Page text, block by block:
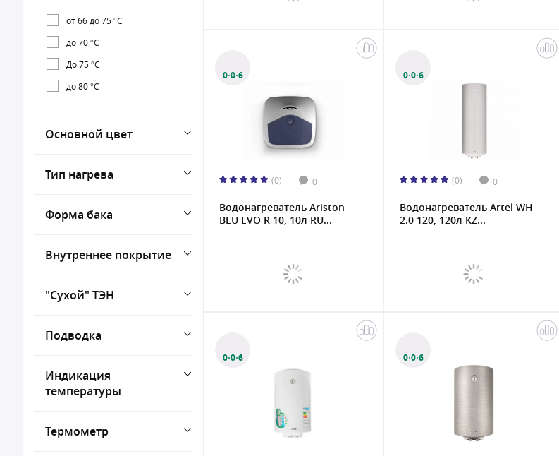
от 66 до 75 °С
до 70 °С
До 75 °С
до 80 °С
Основной цвет
Тип нагрева
Форма бака
Внутреннее покрытие
"Сухой" ТЭН
Подводка
Индикация
температуры
Термометр
0·0·6
(0) 0
Водонагреватель Ariston
BLU EVO R 10, 10л RU...
0·0·6
(0) 0
Водонагреватель Artel WH
2.0 120, 120л KZ...
0·0·6 0·0·6